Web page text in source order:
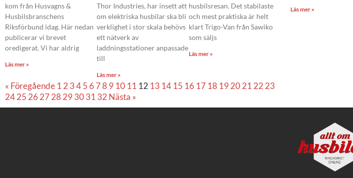
kom från Husvagns &
Husbilsbranschens
Riksförbund idag. Här nedan
publicerar vi brevet
oredigerat. Vi har aldrig
Läs mer »
Thor Industries, har insett att
om elektriska husbilar ska bli
verklighet i stor skala behövs
ett nätverk av
laddningsstationer anpassade
till
Läs mer »
husbilsresan. Det stabilaste
och mest praktiska är helt
klart Trigo-Van från Sawiko
som säljs
Läs mer »
« Föregående 1 2 345 6 78 9 10 11 12 13 14 15 16 17 18 19 2021 22 23
2425 26 2728 29 3031 32 Nästa »
Läs mer »